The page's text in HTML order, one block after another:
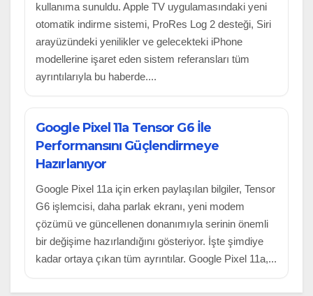
kullanıma sunuldu. Apple TV uygulamasındaki yeni
otomatik indirme sistemi, ProRes Log 2 desteği, Siri
arayüzündeki yenilikler ve gelecekteki iPhone
modellerine işaret eden sistem referansları tüm
ayrıntılarıyla bu haberde....
Google Pixel 11a Tensor G6 İle
Performansını Güçlendirmeye
Hazırlanıyor
Google Pixel 11a için erken paylaşılan bilgiler, Tensor
G6 işlemcisi, daha parlak ekranı, yeni modem
çözümü ve güncellenen donanımıyla serinin önemli
bir değişime hazırlandığını gösteriyor. İşte şimdiye
kadar ortaya çıkan tüm ayrıntılar. Google Pixel 11a,...